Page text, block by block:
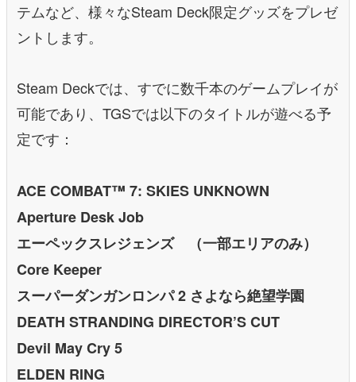
テムなど、様々なSteam Deck限定グッズをプレゼ
ントします。
Steam Deckでは、すでに数千本のゲームプレイが
可能であり、TGSでは以下のタイトルが遊べる予
定です：
ACE COMBAT™ 7: SKIES UNKNOWN
Aperture Desk Job
エーペックスレジェンズ （一部エリアのみ）
Core Keeper
スーパーダンガンロンパ 2 さよなら絶望学園
DEATH STRANDING DIRECTOR’S CUT
Devil May Cry 5
ELDEN RING